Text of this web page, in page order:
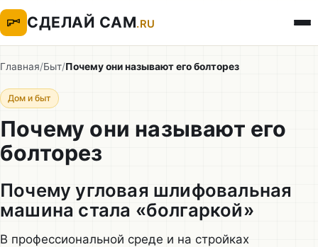
СДЕЛАЙ САМ.RU
Главная/Быт/Почему они называют его болторез
Дом и быт
Почему они называют его
болторез
Почему угловая шлифовальная
машина стала «болгаркой»
В профессиональной среде и на стройках